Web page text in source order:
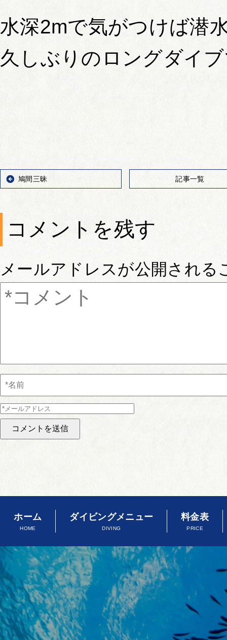
水深2mで気がつけば潜
久しぶりのロングダイ
鳩間三昧 記事一覧
コメントを残す
メールアドレスが公開される
ホーム
HOME
ダイビングメニュー
DIVING
料金表
PRICE